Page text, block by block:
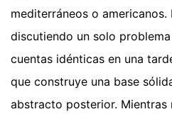
mediterráneos o
discutiendo un solo
cuentas idénticas en una
que construye una base
abstracto posterior. Mientras